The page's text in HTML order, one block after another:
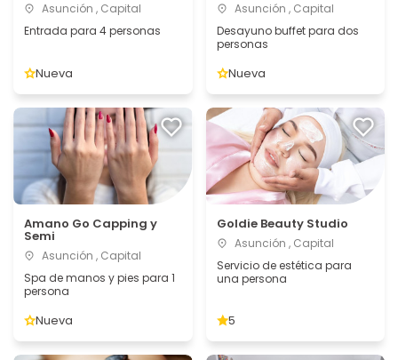
Asunción , Capital
Entrada para 4 personas
Nueva
Asunción , Capital
Desayuno buffet para dos
personas
Nueva
Amano Go Capping y
Semi
Asunción , Capital
Spa de manos y pies para 1
persona
Nueva
Goldie Beauty Studio
Asunción , Capital
Servicio de estética para
una persona
5